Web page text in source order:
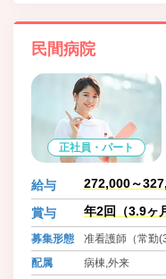
民間病院
正社員・パート
給与 272,000～
賞与 年2回（3.9ヶ
募集形態
准看護師（常勤
配属
病棟,外来